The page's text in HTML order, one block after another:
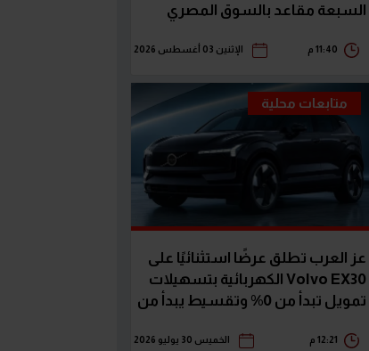
السبعة مقاعد بالسوق المصري
11:40 م الإثنين 03 أغسطس 2026
متابعات محلية
عز العرب تطلق عرضًا استثنائيًا على
Volvo EX30 الكهربائية بتسهيلات
تمويل تبدأ من 0% وتقسيط يبدأ من
12:21 م الخميس 30 يوليو 2026